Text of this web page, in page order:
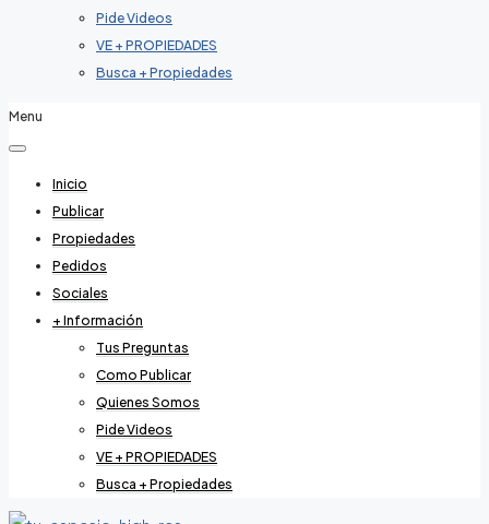
Pide Videos
VE + PROPIEDADES
Busca + Propiedades
Menu
Inicio
Publicar
Propiedades
Pedidos
Sociales
+ Información
Tus Preguntas
Como Publicar
Quienes Somos
Pide Videos
VE + PROPIEDADES
Busca + Propiedades